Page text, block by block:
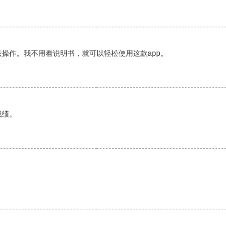
作。我不用看说明书，就可以轻松使用这款app。
。